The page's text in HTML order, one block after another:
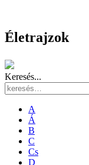
Életrajzok
Keresés...
A
Á
B
C
Cs
D